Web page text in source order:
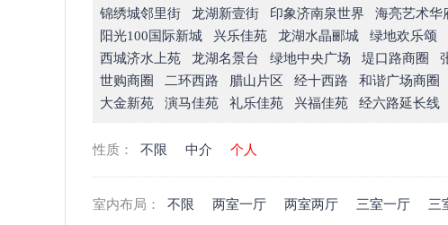
锦绣城邻里街
龙湖新壹街 印象济南泉世界 海亮艺术华
阳光100国际新城
兴乐佳苑 龙湖水晶郦城 绿地欢乐颂
西城济水上苑
龙湖名景台 绿地中央广场 堤口路商圈
世购商圈
二环西路 腊山片区 经十西路 和谐广场商圈
大金新苑
演马佳苑 礼乐佳苑 兴福佳苑 经六路延长线
性质： 不限 中介 个人
室内布局： 不限 两室一厅 两室两厅 三室一厅 三